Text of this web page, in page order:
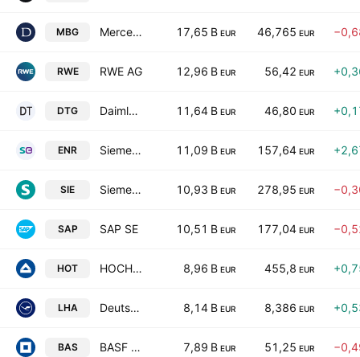
MBG Mercedes-Benz Group AG 17,65 B EUR 46,765 EUR
RWE RWE AG 12,96 B EUR 56,42 EUR
DTG Daimler Truck Holding AG 11,64 B EUR 46,80 EUR
ENR Siemens Energy AG 11,09 B EUR 157,64 EUR
SIE Siemens AG 10,93 B EUR 278,95 EUR
SAP SAP SE 10,51 B EUR 177,04 EUR
HOT HOCHTIEF Aktiengesellschaft 8,96 B EUR 455,8 EUR
LHA Deutsche Lufthansa AG 8,14 B EUR 8,386 EUR
BAS BASF SE 7,89 B EUR 51,25 EUR